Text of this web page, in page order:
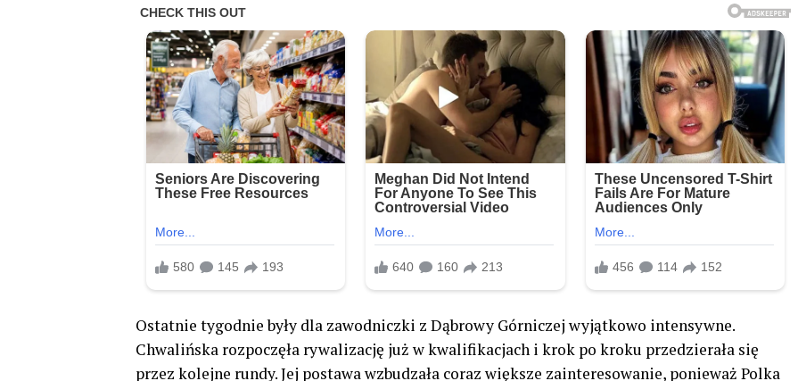
Ostatnie tygodnie były dla zawodniczki z Dąbrowy Górniczej wyjątkowo intensywne.
Chwalińska rozpoczęła rywalizację już w kwalifikacjach i krok po kroku przedzierała się
przez kolejne rundy. Jej postawa wzbudzała coraz większe zainteresowanie, ponieważ Polka